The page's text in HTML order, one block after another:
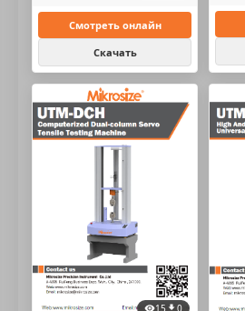
Смотреть онлайн
Скачать
15 0